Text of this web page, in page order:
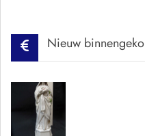
Nieuw